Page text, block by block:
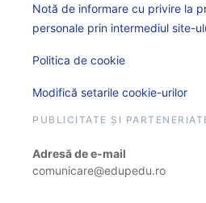
Notă de informare cu privire la
personale prin intermediul site-
Politica de cookie
Modifică setarile cookie-urilor
PUBLICITATE ȘI
Adresă de e-mail
comunicare@edupedu.ro